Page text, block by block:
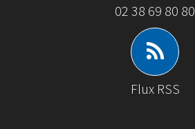
02 38 69 80 80
Flux RSS